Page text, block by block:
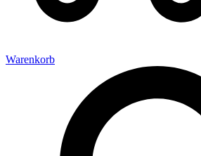
Warenkorb